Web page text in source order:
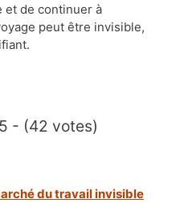
et de continuer à
peut être invisible,
- (42 votes)
du travail invisible